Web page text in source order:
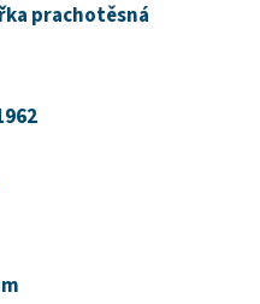
prachotěsná